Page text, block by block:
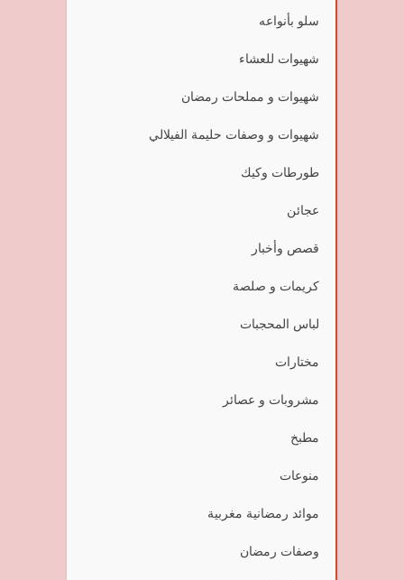
سلو بأنواعه
شهيوات للعشاء
شهيوات و مملحات رمضان
شهيوات و وصفات حليمة الفيلالي
طورطات وكيك
عجائن
قصص وأخبار
كريمات و صلصة
لباس المحجبات
مختارات
مشروبات و عصائر
مطبخ
منوعات
موائد رمضانية مغربية
وصفات رمضان